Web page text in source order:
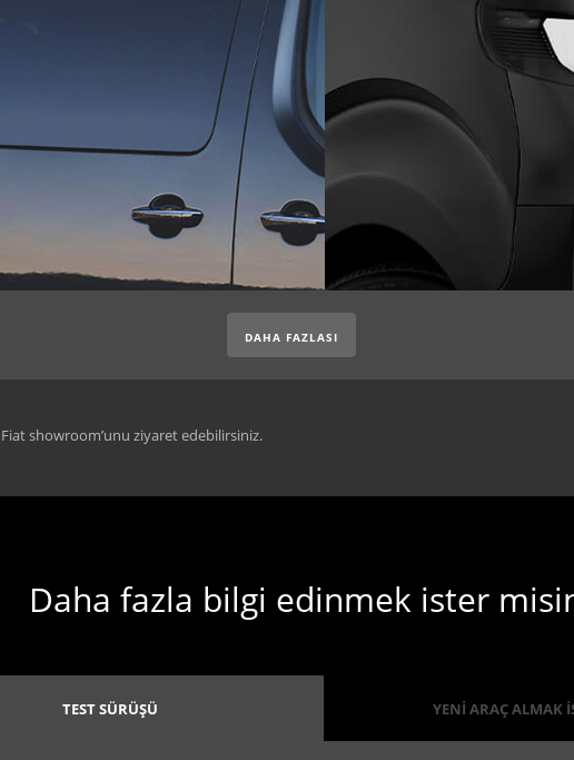
DAHA FAZLASI
showroom’unu ziyaret edebilirsiniz.
Daha fazla bilgi edinmek ister
TEST SÜRÜŞÜ YENİ ARAÇ ALMAK